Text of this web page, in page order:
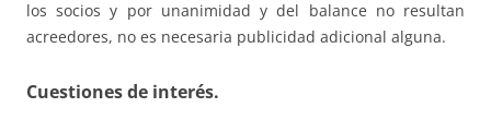
los socios y por unanimidad y del balance no resultan
acreedores, no es necesaria publicidad adicional alguna.
Cuestiones de interés.